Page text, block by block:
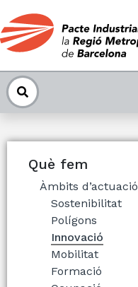
Què fem
Àmbits d’actuació
Sostenibilitat
Polígons
Innovació
Mobilitat
Formació